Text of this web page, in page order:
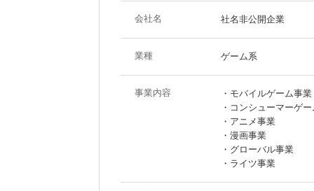
会社名 社名非公開企業
業種 ゲーム系
事業内容
・モバイルゲーム事業
・コンシューマーゲ
・アニメ事業
・漫画事業
・グローバル事業
・ライツ事業